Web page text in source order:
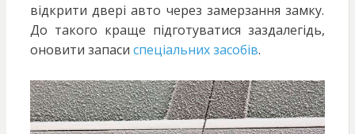
відкрити двері авто через замерзання замку.
До такого краще підготуватися заздалегідь,
оновити запаси спеціальних засобів.